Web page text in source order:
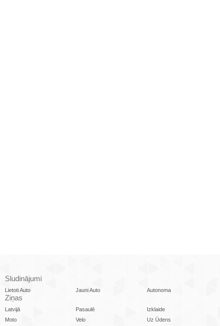
Sludinājumi
Lietoti Auto Jauni Auto Autonoma
Ziņas
Latvijā Pasaulē
Izklaide
Moto
Velo
Uz Ūdens